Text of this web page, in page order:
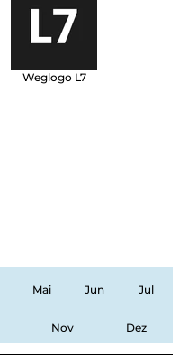
Weglogo L7
Mai Jun Jul
Nov Dez